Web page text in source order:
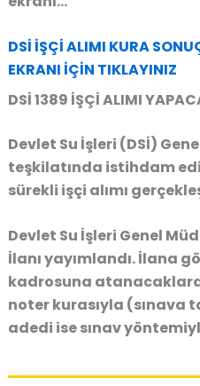
DSİ İŞÇİ ALIMI KURA
EKRANI İÇİN TIKLAYINIZ
DSİ 1389 İŞÇİ ALIMI
Devlet Su İşleri (DSİ)
teşkilatında istihdam
sürekli işçi alımı
Devlet Su İşleri Genel
İlanı yayımlandı. İlana
kadrosuna
noter kurasıyla (sınava
adedi ise sınav